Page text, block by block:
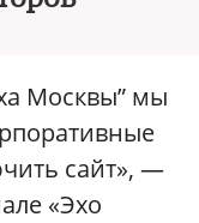
Москвы” мы
сайт», —
«Эхо